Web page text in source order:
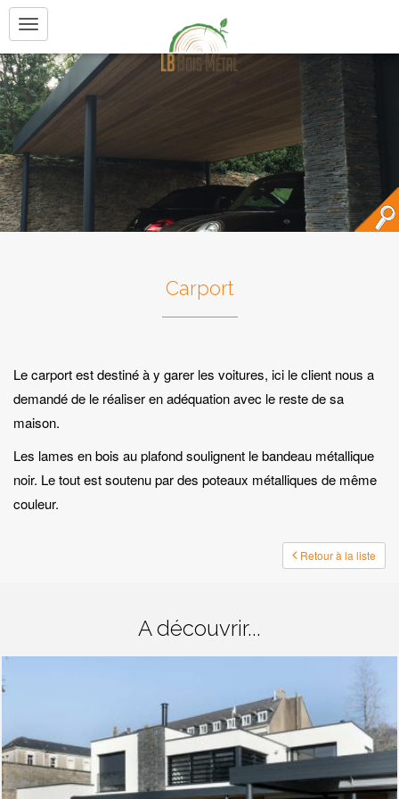
Aller au contenu principal
Carport
Le carport est destiné à y garer les voitures, ici le client nous a
demandé de le réaliser en adéquation avec le reste de sa
maison.
Les lames en bois au plafond soulignent le bandeau métallique
noir. Le tout est soutenu par des poteaux métalliques de même
couleur.
Retour à la liste
A découvrir...